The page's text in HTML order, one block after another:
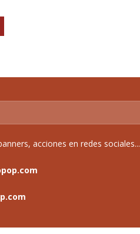
acciones en redes sociales...